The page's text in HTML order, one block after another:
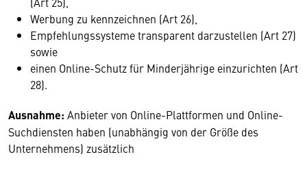
Werbung zu kennzeichnen (Art 26),
Empfehlungssysteme transparent darzustellen (Art 27)
sowie
einen Online-Schutz für Minderjährige einzurichten (Art
28).
Ausnahme: Anbieter von Online-Plattformen und Online-
Suchdiensten haben (unabhängig von der Größe des
Unternehmens) zusätzlich